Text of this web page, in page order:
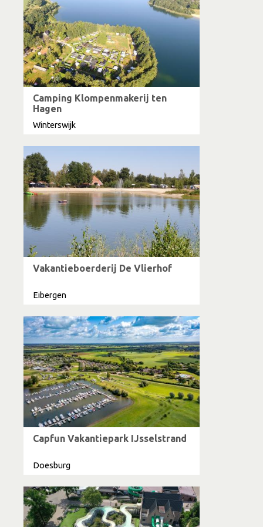
Camping Klompenmakerij ten
Hagen
Winterswijk
Vakantieboerderij De Vlierhof
Eibergen
Capfun Vakantiepark IJsselstrand
Doesburg